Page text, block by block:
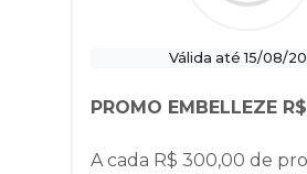
Válida até 15/08/
PROMO EMBELLEZE
A cada R$ 300,00 de